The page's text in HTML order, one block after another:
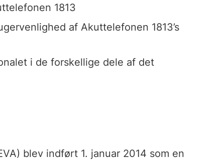
1813
af Akuttelefonen 1813’s
i de forskellige dele af det
blev indført 1. januar 2014 som en